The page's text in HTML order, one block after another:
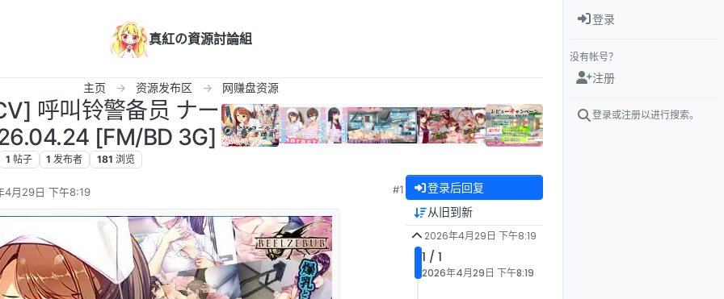
真紅の資源討論組
主页 资源发布区 网赚盘资源
呼叫铃警备员 ナー
[FM/BD 3G]
1 帖子 1 发布者 181 浏览
4月29日 下午8:19 #1 登录后回复
从旧到新
2026年4月29日 下午8:19
1 / 1
2026年4月29日 下午8:19
登录
没有帐号？
注册
登录或注册以进行搜索。